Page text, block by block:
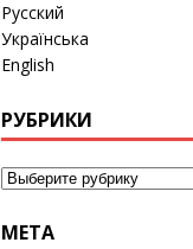
Русский
Українська
English
РУБРИКИ
МЕТА